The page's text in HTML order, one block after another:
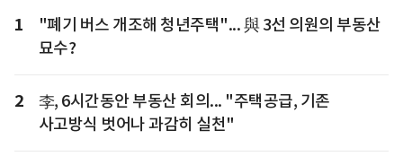
1
"폐기 버스 개조해 청년주택"... 與 3선 의원의 부동산
묘수?
2
李, 6시간동안 부동산 회의... "주택공급, 기존
사고방식 벗어나 과감히 실천"